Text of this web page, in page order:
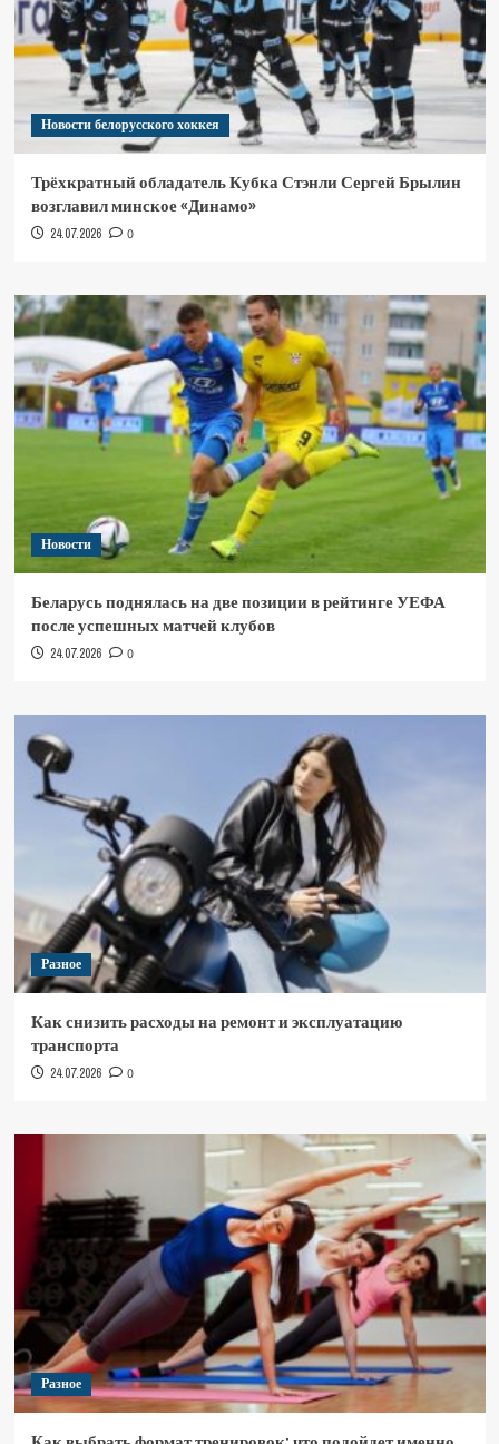
Новости белорусского хоккея
Трёхкратный обладатель Кубка Стэнли Сергей Брылин
возглавил минское «Динамо»
24.07.2026 0
Новости
Беларусь поднялась на две позиции в рейтинге УЕФА
после успешных матчей клубов
24.07.2026 0
Разное
Как снизить расходы на ремонт и эксплуатацию
транспорта
24.07.2026 0
Разное